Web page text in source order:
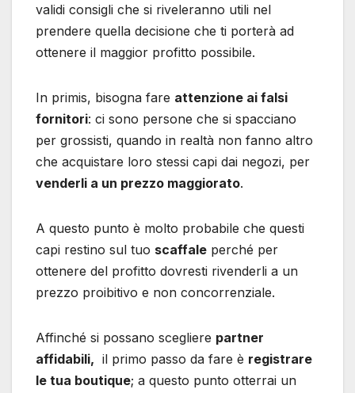
validi consigli che si riveleranno utili nel
prendere quella decisione che ti porterà ad
ottenere il maggior profitto possibile.
In primis, bisogna fare attenzione ai falsi
fornitori: ci sono persone che si spacciano
per grossisti, quando in realtà non fanno altro
che acquistare loro stessi capi dai negozi, per
venderli a un prezzo maggiorato.
A questo punto è molto probabile che questi
capi restino sul tuo scaffale perché per
ottenere del profitto dovresti rivenderli a un
prezzo proibitivo e non concorrenziale.
Affinché si possano scegliere partner
affidabili, il primo passo da fare è registrare
le tua boutique; a questo punto otterrai un